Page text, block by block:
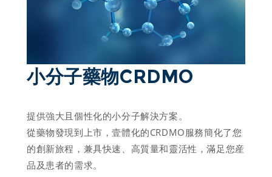
小分子藥物CRDMO
提供強大且個性化的小分子解決方案。
從藥物發現到上市，壹體化的CRDMO服務簡化了您
的創新旅程，兼具快速、高質量和靈活性，滿足您産
品及患者的需求。